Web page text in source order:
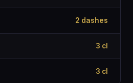
2 dashes
3 cl
3 cl